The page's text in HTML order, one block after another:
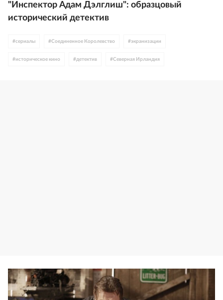
"Инспектор Адам Дэлглиш": образцовый
исторический детектив
#сериалы #Соединенное Королевство #экранизации
#историческое кино #детектив #Северная Ирландия